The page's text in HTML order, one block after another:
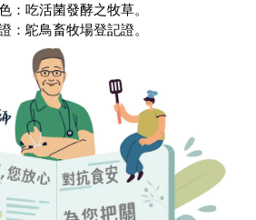
：吃活菌發酵之牧草。
：鴕鳥畜牧場登記證。